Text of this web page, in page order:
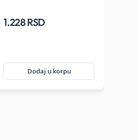
1.228 RSD
Dodaj u korpu